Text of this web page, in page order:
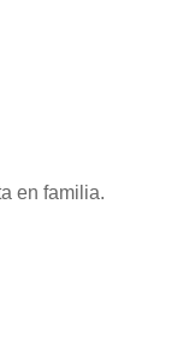
en familia.